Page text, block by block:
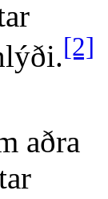
[2]
aðra